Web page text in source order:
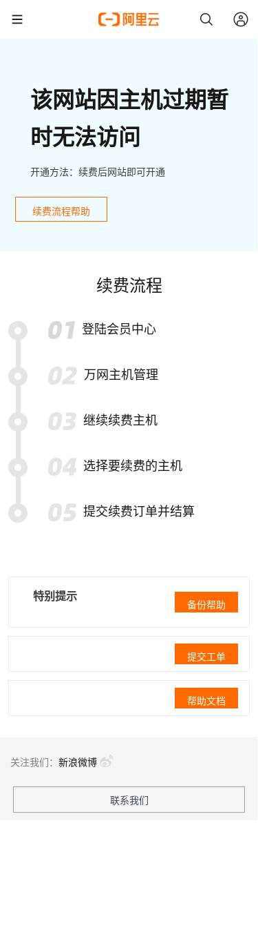
该网站因主机过期暂
时无法访问
开通方法：续费后网站即可开通
续费流程帮助
续费流程
登陆会员中心
万网主机管理
继续续费主机
选择要续费的主机
提交续费订单并结算
特别提示
备份帮助
提交工单
帮助文档